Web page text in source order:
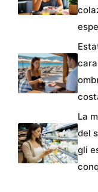
La
del
gli